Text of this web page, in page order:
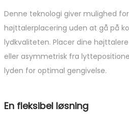
Denne teknologi giver mulighed
højttalerplacering uden at gå på
lydkvaliteten. Placer dine
eller asymmetrisk fra
lyden for optimal gengivelse.
En fleksibel løsning